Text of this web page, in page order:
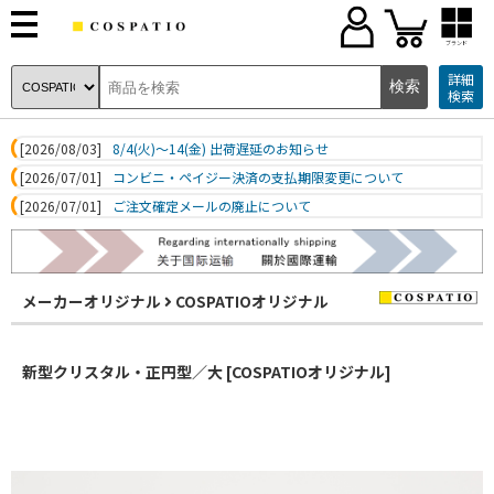
ブランド
詳細
検索
[2026/08/03]
8/4(火)～14(金) 出荷遅延のお知らせ
[2026/07/01]
コンビニ・ペイジー決済の支払期限変更について
[2026/07/01]
ご注文確定メールの廃止について
メーカーオリジナル COSPATIOオリジナル
新型クリスタル・正円型／大 [COSPATIOオリジナル]